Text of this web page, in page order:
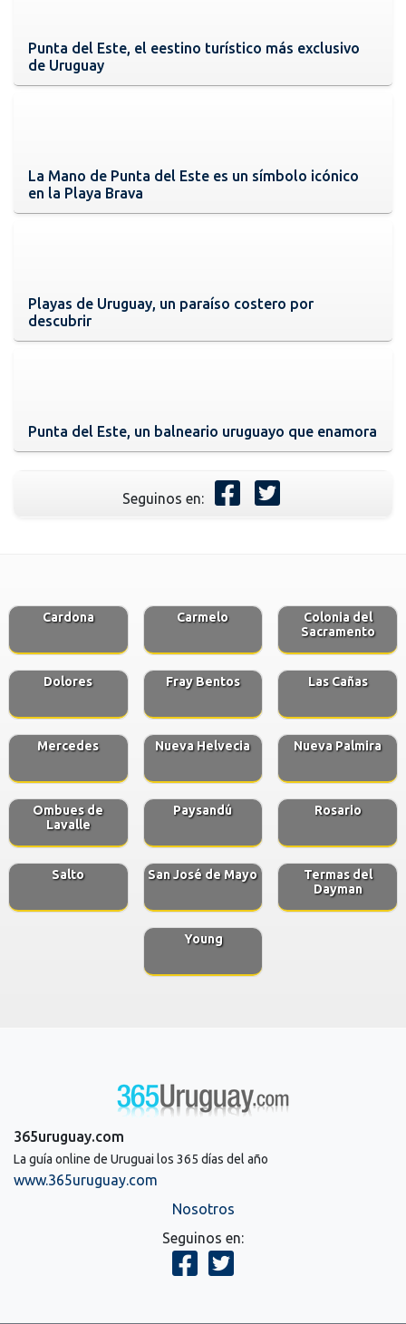
Punta del Este, el eestino turístico más exclusivo
de Uruguay
La Mano de Punta del Este es un símbolo icónico
en la Playa Brava
Playas de Uruguay, un paraíso costero por
descubrir
Punta del Este, un balneario uruguayo que enamora
Seguinos en:
Cardona Carmelo
Colonia del
Sacramento
Dolores Fray Bentos Las Cañas
Mercedes Nueva Helvecia Nueva Palmira
Ombues de
Lavalle
Paysandú Rosario
Salto San José de Mayo
Termas del
Dayman
Young
365uruguay.com
La guía online de Uruguai los 365 días del año
www.365uruguay.com
Nosotros
Seguinos en: